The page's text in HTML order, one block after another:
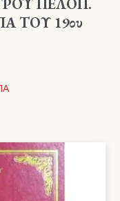
ΠΕΛΟΠ.
ΤΟΥ 19ου